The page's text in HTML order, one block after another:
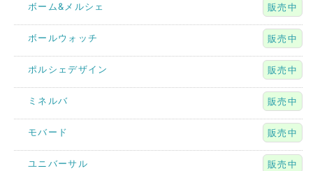
ボーム&メルシェ 販売中
ボールウォッチ 販売中
ポルシェデザイン 販売中
ミネルバ 販売中
モバード 販売中
ユニバーサル 販売中